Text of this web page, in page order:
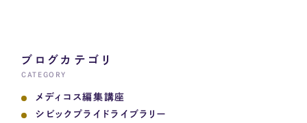
ブログカテゴリ
CATEGORY
メディコス編集講座
シビックプライドライブラリー